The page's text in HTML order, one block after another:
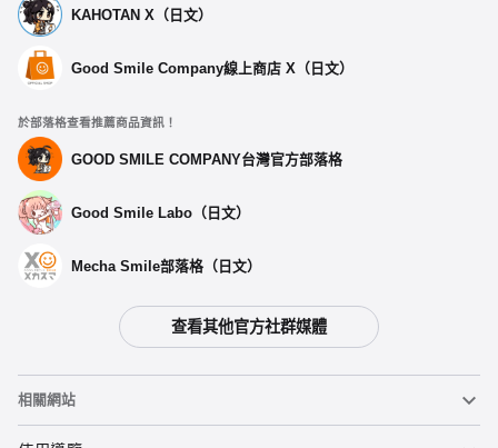
【再販】 黏土娃 後藤一里 - 預定於2026年12月發售
KAHOTAN X（日文）
Good Smile Company線上商店 X（日文）
於部落格查看推薦商品資訊！
GOOD SMILE COMPANY台灣官方部落格
Good Smile Labo（日文）
Mecha Smile部落格（日文）
查看其他官方社群媒體
相關網站